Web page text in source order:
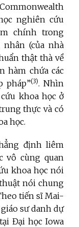
nghiên cứu
chính trong
(của nhà
thật thà về
hàm chứa các
pháp”(3). Nhìn
khoa học ở
thực và có
học.
định liêm
vô cùng quan
khoa học nói
nói chung
tiến sĩ Mai-
sư danh dự
Đại học Iowa